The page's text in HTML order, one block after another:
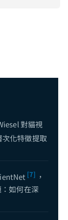
對貓視
化特徵提取
[7] ，
如何在深